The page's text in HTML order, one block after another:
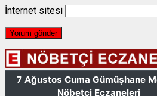
İnternet sitesi